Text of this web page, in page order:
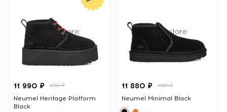
11 990 ₽ 18390 ₽
Neumel Heritage Platform
Black
11 880 ₽ 15690 ₽
Neumel Minimal Black